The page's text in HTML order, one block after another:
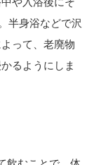
半身浴などで沢
って、老廃物
るようにしま